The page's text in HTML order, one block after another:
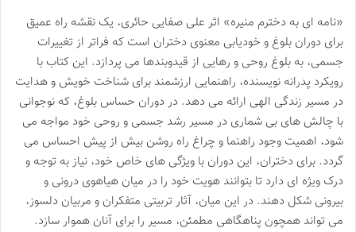
«نامه ای به دخترم منیره» اثر علی صفایی حائری، یک نقشه راه عمیق
برای دوران بلوغ و خودیابی معنوی دختران است که فراتر از تغییرات
جسمی، به بلوغ روحی و رهایی از قیدوبندها می پردازد. این کتاب با
رویکرد پدرانه نویسنده، راهنمایی ارزشمند برای شناخت خویش و هدایت
در مسیر زندگی الهی ارائه می دهد. در دوران حساس بلوغ، که نوجوانی
با چالش های بی شماری در مسیر رشد جسمی و روحی خود مواجه می
شود، اهمیت وجود راهنما و چراغ راه روشن بیش از پیش احساس می
گردد. برای دختران، این دوران با ویژگی های خاص خود، نیاز به توجه و
درک ویژه ای دارد تا بتوانند هویت خود را در میان هیاهوی درونی و
بیرونی شکل دهند. در این میان، آثار تربیتی متفکران و مربیان دلسوز،
می تواند همچون پناهگاهی مطمئن، مسیر را برای آنان هموار سازد.